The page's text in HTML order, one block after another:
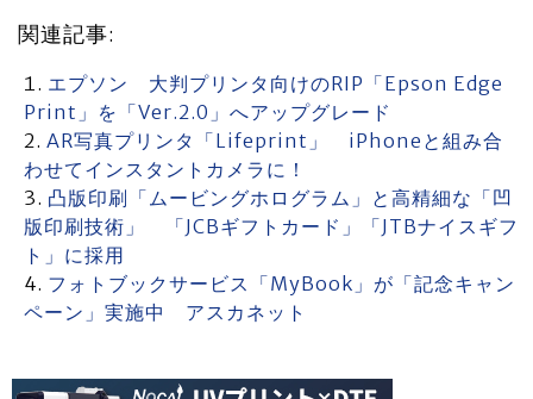
関連記事:
エプソン 大判プリンタ向けのRIP「Epson Edge
Print」を「Ver.2.0」へアップグレード
AR写真プリンタ「Lifeprint」 iPhoneと組み合
わせてインスタントカメラに！
凸版印刷「ムービングホログラム」と高精細な「凹
版印刷技術」 「JCBギフトカード」「JTBナイスギフ
ト」に採用
フォトブックサービス「MyBook」が「記念キャン
ペーン」実施中 アスカネット